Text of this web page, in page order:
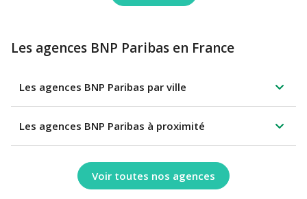
Les agences BNP Paribas en France
Les agences BNP Paribas par ville
Les agences BNP Paribas à proximité
Voir toutes nos agences